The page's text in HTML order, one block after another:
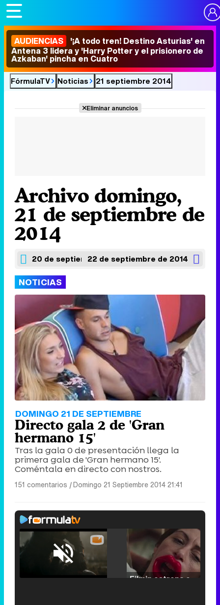
AUDIENCIAS '¡A todo tren! Destino Asturias' en
Antena 3 lidera y 'Harry Potter y el prisionero de
Azkaban' pincha en Cuatro
FórmulaTV Noticias 21 septiembre 2014
Eliminar anuncios
Archivo domingo,
21 de septiembre de
2014
20 de septiembre de 201422 de septiembre de 2014
NOTICIAS
DOMINGO 21 DE SEPTIEMBRE
Directo gala 2 de 'Gran
hermano 15'
Tras la gala 0 de presentación llega la
primera gala de 'Gran hermano 15'.
Coméntala en directo con nostros.
151 comentarios |Domingo 21 Septiembre 2014 21:41
Unmute /